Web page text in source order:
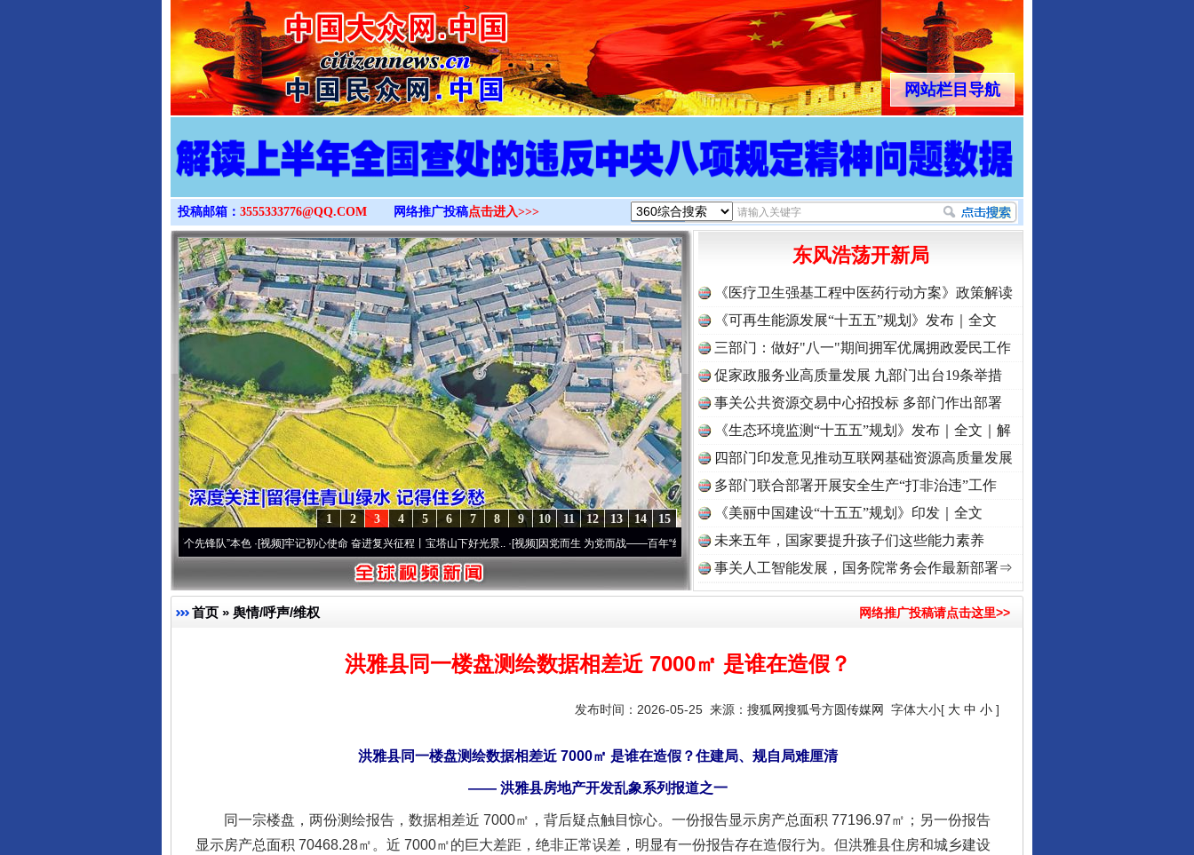
>
网站栏目导航
投稿邮箱： 3555333776@QQ.COM 网络推广投稿点击进入>>>
15
14
13
12
11
10
9
8
7
6
5
4
3
2
1
·[视频]牢记初心使命 奋进复兴征程丨宝塔山下好光景..·[视频]因党而生 为党而战——百年“纪”事⑧加强纪律.. ·[视频]牢记初心使命 奋进复兴征程丨“转折之城”激荡..·[视频]牢记初心使命 奋进复兴征程丨红船起航处 潮起..
东风浩荡开新局
《医疗卫生强基工程中医药行动方案》政策解读
《可再生能源发展“十五五”规划》发布｜全文
三部门：做好"八一"期间拥军优属拥政爱民工作
促家政服务业高质量发展 九部门出台19条举措
事关公共资源交易中心招投标 多部门作出部署
《生态环境监测“十五五”规划》发布｜全文｜解
读
四部门印发意见推动互联网基础资源高质量发展
多部门联合部署开展安全生产“打非治违”工作
《美丽中国建设“十五五”规划》印发｜全文
未来五年，国家要提升孩子们这些能力素养
事关人工智能发展，国务院常务会作最新部署⇒
首页 » 舆情/呼声/维权 网络推广投稿请点击这里>>
洪雅县同一楼盘测绘数据相差近 7000㎡ 是谁在造假？
发布时间：2026-05-25 来源： 搜狐网搜狐号方圆传媒网 字体大小[ 大 中 小 ]
洪雅县同一楼盘测绘数据相差近 7000㎡ 是谁在造假？住建局、规自局难厘清
—— 洪雅县房地产开发乱象系列报道之一
同一宗楼盘，两份测绘报告，数据相差近 7000㎡，背后疑点触目惊心。一份报告显示房产总面积 77196.97㎡；另一份报告
显示房产总面积 70468.28㎡。近 7000㎡的巨大差距，绝非正常误差，明显有一份报告存在造假行为。但洪雅县住房和城乡建设